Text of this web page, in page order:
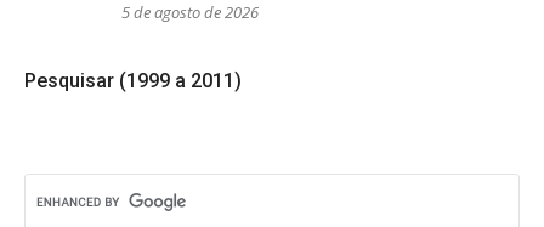
5 de agosto de 2026
Pesquisar (1999 a 2011)